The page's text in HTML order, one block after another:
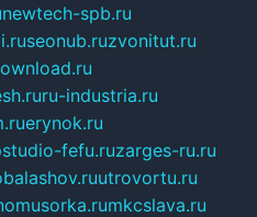
newtech-spb.ru
seonub.ruzvonitut.ru
ru-industria.ru
erynok.ru
fefu.ruzarges-ru.ru
utrovortu.ru
mkcslava.ru